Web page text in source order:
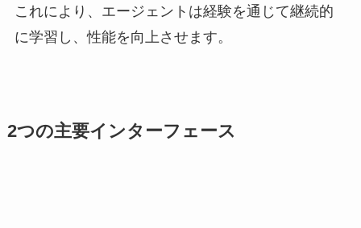
これにより、エージェントは経験を通じて継続的
に学習し、性能を向上させます。
2つの主要インターフェース